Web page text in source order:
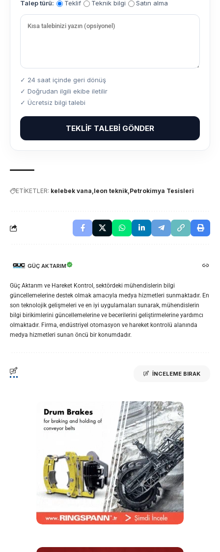
Talep türü: Teklif Teknik bilgi Satın alma
✓ 24 saat içinde geri dönüş
✓ Doğrudan ilgili ekibe iletilir
✓ Ücretsiz bilgi talebi
TEKLIF TALEBI GÖNDER
ETİKETLER: kelebek vana leon teknik Petrokimya Tesisleri
GÜÇ AKTARIM
Güç Aktarım ve Hareket Kontrol, sektördeki mühendislerin bilgi
güncellemelerine destek olmak amacıyla medya hizmetleri sunmaktadır. En
son teknolojik gelişmeleri ve en iyi uygulamaları sunarak, mühendislerin
bilgi birikimlerini güncellemelerine ve becerilerini geliştirmelerine yardımcı
olmaktadır. Firma, endüstriyel otomasyon ve hareket kontrolü alanında
medya hizmetleri sunan öncü bir konumdadır.
İNCELEME BIRAK